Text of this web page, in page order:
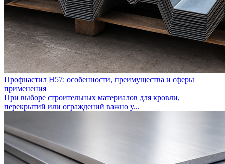
Профнастил Н57: особенности, преимущества и сферы
применения
При выборе строительных материалов для кровли,
перекрытий или ограждений важно у...